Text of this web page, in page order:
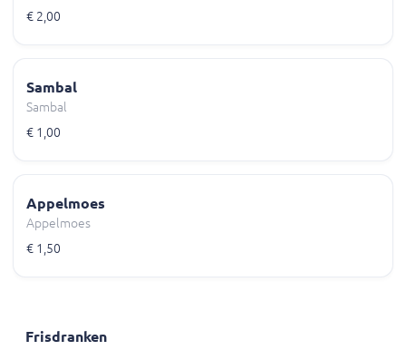
€ 2,00
Sambal
Sambal
€ 1,00
Appelmoes
Appelmoes
€ 1,50
Frisdranken